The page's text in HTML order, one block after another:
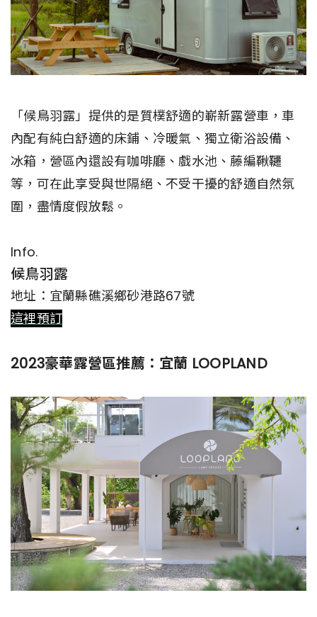
「候鳥羽露」提供的是質樸舒適的嶄新露營車，車
內配有純白舒適的床鋪、冷暖氣、獨立衛浴設備、
冰箱，營區內還設有咖啡廳、戲水池、藤編鞦韆
等，可在此享受與世隔絕、不受干擾的舒適自然氛
圍，盡情度假放鬆。
Info.
候鳥羽露
地址：宜蘭縣礁溪鄉砂港路67號
這裡預訂
2023豪華露營區推薦：宜蘭 LOOPLAND